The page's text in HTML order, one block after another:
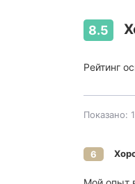
8.5
Рейтинг
Показано:
6